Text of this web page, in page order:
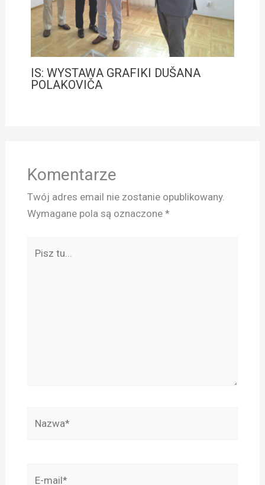
IS: WYSTAWA GRAFIKI DUŠANA
POLAKOVIČA
Komentarze
Twój adres email nie zostanie opublikowany.
Wymagane pola są oznaczone *